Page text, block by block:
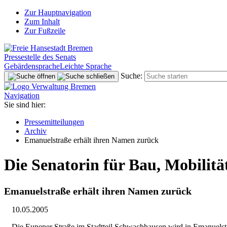
Zur Hauptnavigation
Zum Inhalt
Zur Fußzeile
Pressestelle des Senats
GebärdenspracheLeichte Sprache
Suche:
Navigation
Sie sind hier:
Pressemitteilungen
Archiv
Emanuelstraße erhält ihren Namen zurück
Die Senatorin für Bau,
Emanuelstraße erhält ihren Namen zurück
10.05.2005